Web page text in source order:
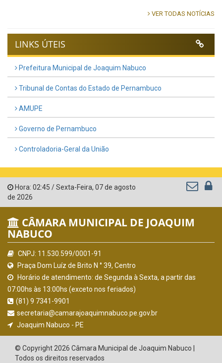
VER TODAS NOTÍCIAS
LINKS ÚTEIS
Prefeitura Municipal de Joaquim Nabuco
Tribunal de Contas do Estado de Pernambuco
AMUPE
Governo de Pernambuco
Controladoria-Geral da União
Hora: 02:45 /Sexta-Feira, 07 de agosto
de 2026
CÂMARA MUNICIPAL DE JOAQUIM
NABUCO
CNPJ: 11.530.599/0001-91
Praça Dom Luíz de Brito N ° 39, Centro
Horário de atendimento: de Segunda à Sexta, a partir das
07:00hs às 13:00hs (exceto nos feriados)
(81) 9 7341-9901
secretaria@camarajoaquimnabuco.pe.gov.br
Joaquim Nabuco - PE
© Copyright 2026 Câmara Municipal de Joaquim Nabuco |
Todos os direitos reservados